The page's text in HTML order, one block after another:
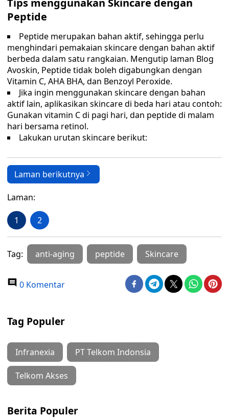
Tips menggunakan Skincare dengan
Peptide
Peptide merupakan bahan aktif, sehingga perlu
menghindari pemakaian skincare dengan bahan aktif
berbeda dalam satu rangkaian. Mengutip laman Blog
Avoskin, Peptide tidak boleh digabungkan dengan
Vitamin C, AHA BHA, dan Benzoyl Peroxide.
Jika ingin menggunakan skincare dengan bahan
aktif lain, aplikasikan skincare di beda hari atau contoh:
Gunakan vitamin C di pagi hari, dan peptide di malam
hari bersama retinol.
Lakukan urutan skincare berikut:
Laman berikutnya
Laman:
1 2
Tag: anti-aging peptide Skincare
0 Komentar
Tag Populer
Infranexia PT Telkom Indonsia
Telkom Akses
Berita Populer